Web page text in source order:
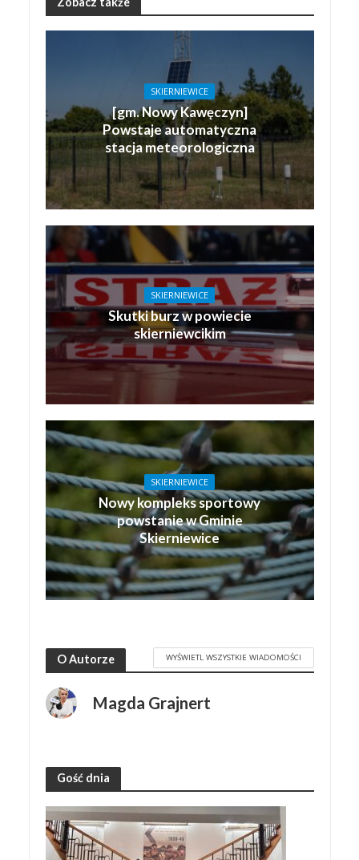
SKIERNIEWICE
[gm. Nowy Kawęczyn]
Powstaje automatyczna
stacja meteorologiczna
SKIERNIEWICE
Skutki burz w powiecie
skierniewcikim
SKIERNIEWICE
Nowy kompleks sportowy
powstanie w Gminie
Skierniewice
O Autorze WYŚWIETL WSZYSTKIE WIADOMOŚCI
Magda Grajnert
Gość dnia